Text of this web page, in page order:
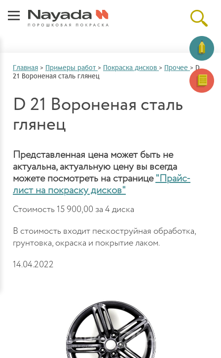
Главная > Примеры работ > Покраска дисков > Прочее > D
21 Вороненая сталь глянец
D 21 Вороненая сталь
глянец
Представленная цена может быть не
актуальна, актуальную цену вы всегда
можете посмотреть на странице "Прайс-
лист на покраску дисков"
Стоимость 15 900,00 за 4 диска
В стоимость входит пескоструйная обработка,
грунтовка, окраска и покрытие лаком.
14.04.2022